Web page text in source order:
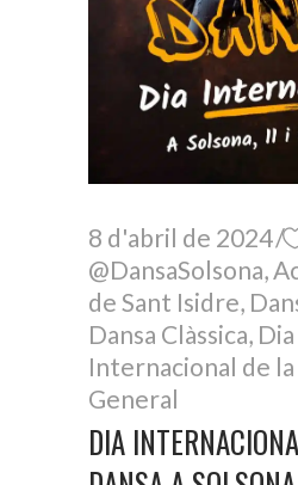
8 d'abril de 2024
@DansaSolsona,
de Sant Isidre,
Dansa Clàssica, Dia
Internacional de la
General
DIA